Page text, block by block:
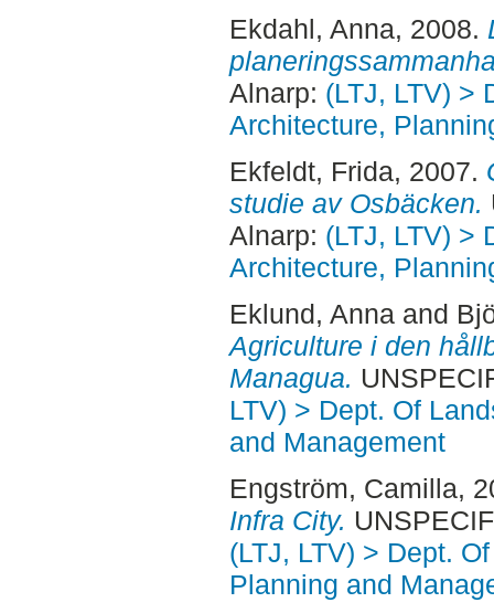
Ekdahl, Anna, 2008.
Alnarp: (LTJ, LTV) >
Architecture,
Ekfeldt, Frida, 2007.
studie av Osbäcken.
Alnarp: (LTJ, LTV) >
Architecture,
Eklund, Annaand
Agriculture i den
Managua.
LTV) > Dept. Of
and Management
Engström, Camilla,
Infra City.
(LTJ, LTV) > Dept.
Planning and